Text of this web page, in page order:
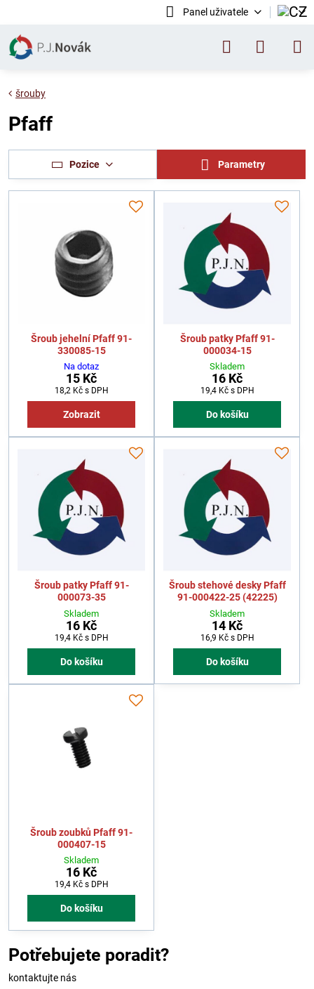
Panel uživatele
šrouby
Pfaff
Pozice Parametry
Šroub jehelní Pfaff 91-
330085-15
Na dotaz
15 Kč
18,2 Kč s DPH
Zobrazit
Šroub patky Pfaff 91-
000034-15
Skladem
16 Kč
19,4 Kč s DPH
Do košíku
Šroub patky Pfaff 91-
000073-35
Skladem
16 Kč
19,4 Kč s DPH
Do košíku
Šroub stehové desky Pfaff
91-000422-25 (42225)
Skladem
14 Kč
16,9 Kč s DPH
Do košíku
Šroub zoubků Pfaff 91-
000407-15
Skladem
16 Kč
19,4 Kč s DPH
Do košíku
Potřebujete poradit?
kontaktujte nás